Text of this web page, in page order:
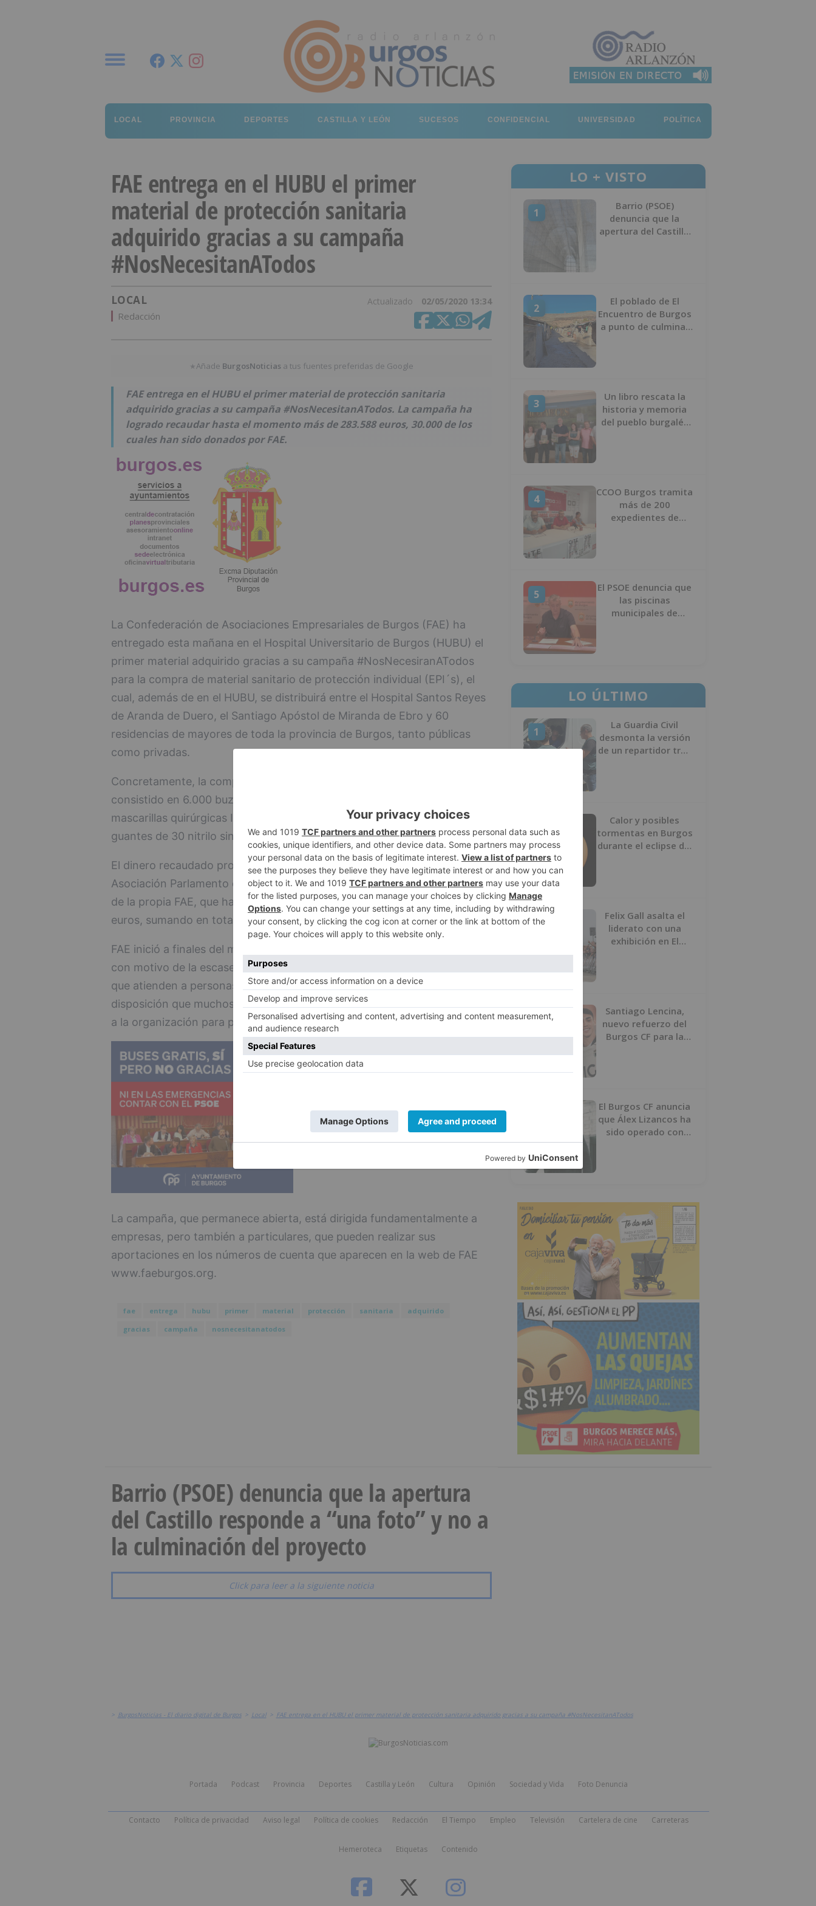
LOCAL PROVINCIA DEPORTES CASTILLA Y LEÓN SUCESOS CONFIDENCIAL UNIVERSIDAD POLÍTICA
FAE entrega en el HUBU el primer
material de protección sanitaria
adquirido gracias a su campaña
#NosNecesitanATodos
LOCAL Actualizado 02/05/2020 13:34
Redacción
★Añade BurgosNoticias a tus fuentes preferidas de Google
FAE entrega en el HUBU el primer material de protección sanitaria
adquirido gracias a su campaña #NosNecesitanATodos. La campaña ha
logrado recaudar hasta el momento más de 283.588 euros, 30.000 de los
cuales han sido donados por FAE.
La Confederación de Asociaciones Empresariales de Burgos (FAE) ha
entregado esta mañana en el Hospital Universitario de Burgos (HUBU) el
primer material adquirido gracias a su campaña #NosNecesiranATodos
para la compra de material sanitario de protección individual (EPI´s), el
cual, además de en el HUBU, se distribuirá entre el Hospital Santos Reyes
de Aranda de Duero, el Santiago Apóstol de Miranda de Ebro y 60
residencias de mayores de toda la provincia de Burgos, tanto públicas
como privadas.
Concretamente, la compra realizada por FAE gracias a esta campaña ha
consistido en 6.000 buzos de protección, 4.000 mascarillas FFP3, 33.500
mascarillas quirúrgicas IIR, 25.000 mascarillas FFP2, 20.000 pares de
guantes de 30 nitrilo sin polvo centímetros de y 50 termómetros.
El dinero recaudado proviene de empresas burgalesas (231.813 ?), de la
Asociación Parlamento de Amigos (11.775 ?), de particulares (9.970 ?) y
de la propia FAE, que ha donado directamente de su tesorería 30.000
euros, sumando en total, hasta el momento, 283.558 ?.
FAE inició a finales del mes de marzo su campaña #NosNecesitanATodos
con motivo de la escasez de material de protección para los profesionales
que atienden a personas infectadas, e impulsada por la preocupación y
disposición que muchos de los empresarios burgaleses habían trasmitido
a la organización para poder ayudar a paliar esta situación.
La campaña, que permanece abierta, está dirigida fundamentalmente a
empresas, pero también a particulares, que pueden realizar sus
aportaciones en los números de cuenta que aparecen en la web de FAE
www.faeburgos.org.
fae entrega hubu primer material protección sanitaria
adquirido
gracias
campaña nosnecesitanatodos
LO + VISTO
1
Barrio (PSOE)
denuncia que la
apertura del Castillo
2
El poblado de El
Encuentro de Burgos
a punto de culminar
3
Un libro rescata la
historia y memoria
del pueblo burgalés
4
CCOO Burgos tramita
más de 200
expedientes de
5
El PSOE denuncia que
las piscinas
municipales de
LO ÚLTIMO
1
La Guardia Civil
desmonta la versión
de un repartidor tras
2
Calor y posibles
tormentas en Burgos
durante el eclipse del
3
Felix Gall asalta el
liderato con una
exhibición en El
4
Santiago Lencina,
nuevo refuerzo del
Burgos CF para la
El Burgos CF anuncia
que Álex Lizancos ha
sido operado con
Barrio (PSOE) denuncia que la apertura
del Castillo responde a “una foto” y no a
la culminación del proyecto
Click para leer a la siguiente noticia
> BurgosNoticias - El diario digital de Burgos > Local > FAE entrega en el HUBU el primer material de protección sanitaria adquirido gracias a su campaña #NosNecesitanATodos
Portada Podcast Provincia Deportes Castilla y León Cultura Opinión Sociedad y Vida Foto Denuncia
Contacto Política de privacidad Aviso legal Política de cookies Redacción El Tiempo Empleo Televisión Cartelera de cine Carreteras
Hemeroteca Etiquetas Contenido